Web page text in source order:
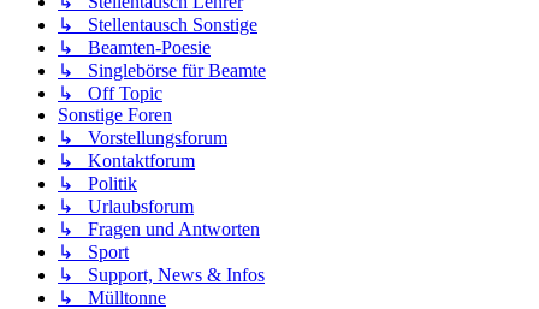
↳ Stellentausch Sonstige
↳ Beamten-Poesie
↳ Singlebörse für Beamte
↳ Off Topic
Sonstige Foren
↳ Vorstellungsforum
↳ Kontaktforum
↳ Politik
↳ Urlaubsforum
↳ Fragen und Antworten
↳ Sport
↳ Support, News & Infos
↳ Mülltonne